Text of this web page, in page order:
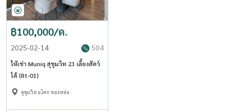
฿100,000/ด.
2025-02-14 504
ให้เช่า Muniq สุขุมวิท 23 เลี้ยงสัตว์
ได้ (Rt-01)
สุขุมวิท อโศก ทองหล่อ